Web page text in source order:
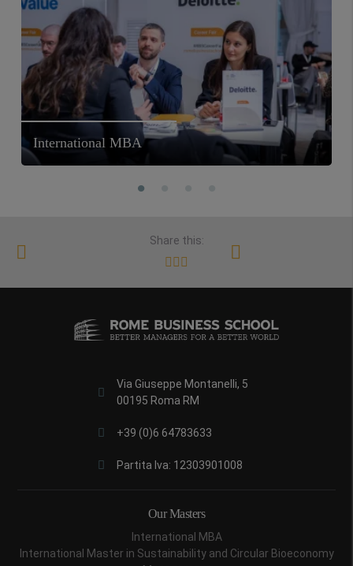
International MBA
Share this:
Via Giuseppe Montanelli, 5
00195 Roma RM
+39 (0)6 64783633
Partita Iva: 12303901008
Our Masters
International MBA
International Master in Sustainability and Circular Bioeconomy